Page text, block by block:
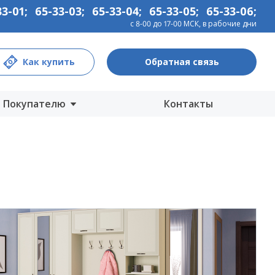
01; 65-33-03; 65-33-04; 65-33-05; 65-33-06;
с 8-00 до 17-00 МСК, в рабочие дни
Как купить Обратная связь
Покупателю
Прайс-лист
Контакты